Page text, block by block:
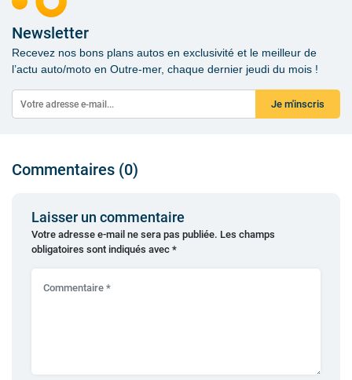
Newsletter
Recevez nos bons plans autos en exclusivité et le meilleur de
l’actu auto/moto en Outre-mer, chaque dernier jeudi du mois !
Je m'inscris
Commentaires (0)
Laisser un commentaire
Votre adresse e-mail ne sera pas publiée. Les champs
obligatoires sont indiqués avec *